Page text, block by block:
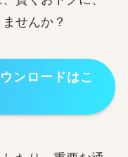
せんか？
ンロードはこ